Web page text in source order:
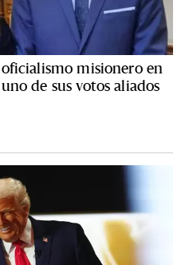
misionero en
de sus votos aliados